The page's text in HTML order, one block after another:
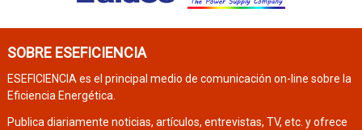
SOBRE ESEFICIENCIA
ESEFICIENCIA es el principal medio de comunicación on-line sobre la
Eficiencia Energética.
Publica diariamente noticias, artículos, entrevistas, TV, etc. y ofrece